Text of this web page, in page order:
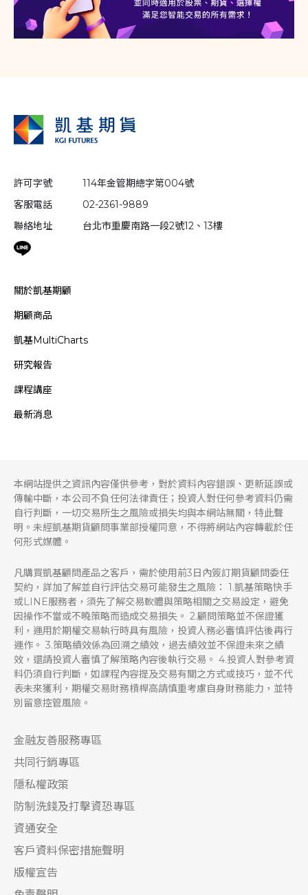
許可字號
114年金管期總字第004號
客服電話
02-2361-9889
聯絡地址
台北市重慶南路一段2號12、13樓
關於凱基期顧
期顧商品
凱基MultiCharts
研究報告
課程講座
最新消息
本網站提供之資訊內容僅供參考，對於資料內容錯誤、更新延誤或
傳輸中斷，本公司不負任何法律責任；投資人對任何參考資料仍需
自行判斷，一切交易所生之風險或損失均與本網站無關，特此聲
明。未經凱基期貨顧問事業部授權同意，不得將網站內容轉載於任
何形式媒體。
凡購買凱基顧問產品之客戶，需於使用前3日內簽訂期貨顧問委任
契約，詳加了解並自行評估交易可能發生之風險： 1.凱基策略快手
或LINE服務者，須先了解交易軟體與策略相關之交易設定，避免
因操作不當或不曉策略而造成交易損失。 2.顧問策略並不保證獲
利，運用於期權交易執行時具有風險，投資人務必審慎評估後再行
運作。 3.策略績效係為回溯之績效，過去績效並不保證未來之績
效，還請投資人審慎了解策略內容後執行交易。 4.投資人對參考資
料仍須自行判斷，如課程內容提及交易有關之方式或技巧，並不代
表未來獲利，期權交易財務槓桿高請慎重考慮自身財務能力，並特
別留意控管風險。
金融友善服務專區
共同行銷專區
隱私權政策
防制洗錢及打擊資恐專區
資通安全
客戶資料保密措施聲明
版權宣告